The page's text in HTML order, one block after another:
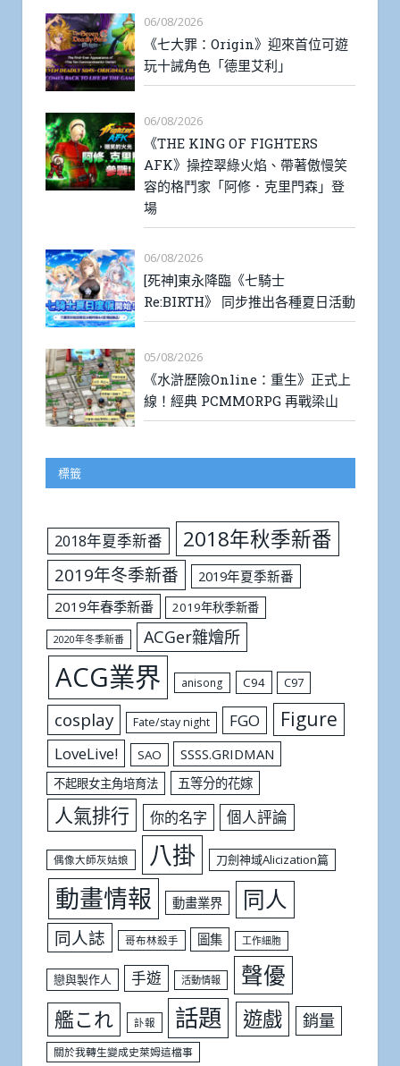
06/08/2026
《七大罪：Origin》迎來首位可遊
玩十誡角色「德里艾利」
06/08/2026
《THE KING OF FIGHTERS
AFK》操控翠綠火焰、帶著傲慢笑
容的格鬥家「阿修．克里門森」登
場
06/08/2026
[死神]東永降臨《七騎士
Re:BIRTH》 同步推出各種夏日活動
05/08/2026
《水滸歷險Online：重生》正式上
線！經典 PCMMORPG 再戰梁山
標籤
2018年夏季新番 2018年秋季新番
2019年冬季新番
2019年夏季新番
2019年春季新番
2019年秋季新番
2020年冬季新番 ACGer雜燴所
ACG業界 anisong C94 C97
cosplay Fate/stay night FGO Figure
LoveLive! SAO SSSS.GRIDMAN
不起眼女主角培育法 五等分的花嫁
人氣排行 你的名字 個人評論
偶像大師灰姑娘 八掛 刀劍神域Alicization篇
動畫情報 動畫業界 同人
同人誌 哥布林殺手 圖集 工作細胞
戀與製作人 手遊 活動情報 聲優
艦これ 訃報 話題 遊戲 銷量
關於我轉生變成史萊姆這檔事